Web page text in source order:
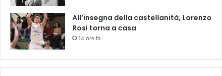
All’insegna della castellanità, Lorenzo
Rosi torna a casa
14 ore fa